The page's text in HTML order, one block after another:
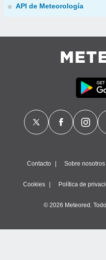
API de Meteorología
Contacto Sobre nosotros
Cookies Política de
© 2026 Meteored.